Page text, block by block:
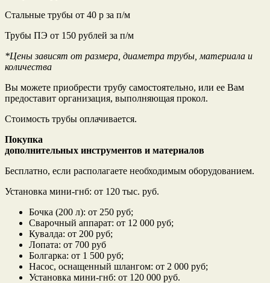
Стальные трубы от 40 р за п/м
Трубы ПЭ от 150 рублей за п/м
*Цены зависят от размера, диаметра трубы, материала и
количества
Вы можете приобрести трубу самостоятельно, или ее Вам
предоставит организация, выполняющая прокол.
Стоимость трубы оплачивается.
Покупка
дополнительных инструментов и материалов
Бесплатно, если располагаете необходимым оборудованием.
Установка мини-гнб: от 120 тыс. руб.
Бочка (200 л): от 250 руб;
Сварочный аппарат: от 12 000 руб;
Кувалда: от 200 руб;
Лопата: от 700 руб
Болгарка: от 1 500 руб;
Насос, оснащенный шлангом: от 2 000 руб;
Установка мини-гнб: от 120 000 руб.